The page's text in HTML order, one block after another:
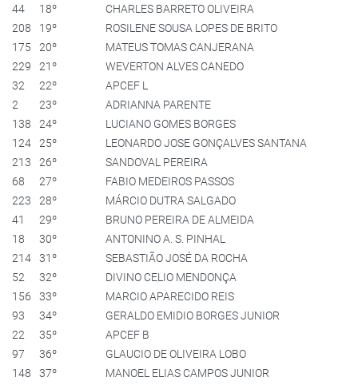
44
18º
CHARLES BARRETO OLIVEIRA
208
19º
ROSILENE SOUSA LOPES DE BRITO
175
20º
MATEUS TOMAS CANJERANA
229
21º
WEVERTON ALVES CANEDO
32
22º
APCEF L
2
23º
ADRIANNA PARENTE
138
24º
LUCIANO GOMES BORGES
124
25º
LEONARDO JOSE GONÇALVES SANTANA
213
26º
SANDOVAL PEREIRA
68
27º
FABIO MEDEIROS PASSOS
223
28º
MÁRCIO DUTRA SALGADO
41
29º
BRUNO PEREIRA DE ALMEIDA
18
30º
ANTONINO A. S. PINHAL
214
31º
SEBASTIÃO JOSÉ DA ROCHA
52
32º
DIVINO CELIO MENDONÇA
156
33º
MARCIO APARECIDO REIS
93
34º
GERALDO EMIDIO BORGES JUNIOR
22
35º
APCEF B
97
36º
GLAUCIO DE OLIVEIRA LOBO
148
37º
MANOEL ELIAS CAMPOS JUNIOR